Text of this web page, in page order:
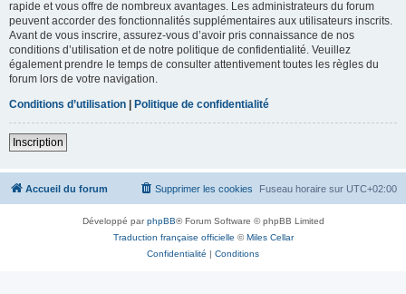
rapide et vous offre de nombreux avantages. Les administrateurs du forum
peuvent accorder des fonctionnalités supplémentaires aux utilisateurs inscrits.
Avant de vous inscrire, assurez-vous d’avoir pris connaissance de nos
conditions d’utilisation et de notre politique de confidentialité. Veuillez
également prendre le temps de consulter attentivement toutes les règles du
forum lors de votre navigation.
Conditions d’utilisation | Politique de confidentialité
Inscription
Accueil du forum Fuseau horaire sur UTC+02:00
Supprimer les cookies
Développé parphpBB® Forum Software © phpBB Limited
Traduction française officielle ©Miles Cellar
Confidentialité | Conditions